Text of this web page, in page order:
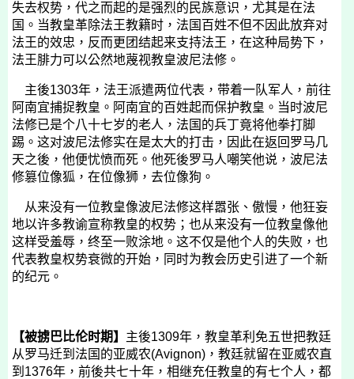
失去权势，代之而起的是强烈的民族意识，尤其是在法
国。当教皇革除法王教籍时，法国百姓不但不因此放弃对
法王的效忠，反而更团结起来支持法王，在这种局势下，
法王腓力可以公然地蔑视教皇波尼法修。
主後1303年，法王派遣两位代表，带着一队军人，前往
阿南宜捕捉教皇。阿南宜的百姓起而保护教皇。当时波尼
法修已是个八十七岁的老人，法国的兵丁竟将他拳打脚
踢。这对波尼法修实在是太大的打击，因此在返回罗马几
天之後，他便忧愤而死。他死後罗马人嘲笑他说，波尼法
修篡位像狐，在位像狮，去位像狗。
从来没有一位教皇像波尼法修这样嚣张、傲慢，他狂妄
地以许多教谕宣称教皇的权势；也从来没有一位教皇像他
这样受羞辱，终至一败涂地。这不仅是他个人的失败，也
代表教皇权势衰微的开始，同时为教会历史引进了一个新
的纪元。
【被掳巴比伦时期】 主後1309年，教皇革利免五世把教廷
从罗马迁到法国的亚威农(Avignon) ，教廷就留在亚威农直
到 1376年，前後共七十年，相继充任教皇的有七个人，都